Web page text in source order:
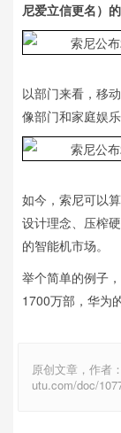
尼爱立信更名）的
以部门来看，移
像部门和家庭娱乐
如今，索尼可以
设计理念、压榨
的智能机市场。
举个简单的例子
1700万部，华为
原创文章，作者
utu.com/doc/